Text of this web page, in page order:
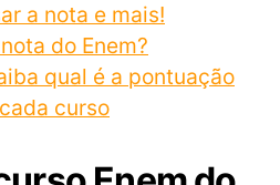
a nota e mais!
do Enem?
qual é a pontuação
curso